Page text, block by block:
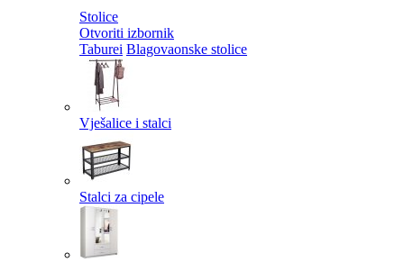
Stolice
Otvoriti izbornik
Taburei Blagovaonske stolice
Vješalice i stalci
Stalci za cipele